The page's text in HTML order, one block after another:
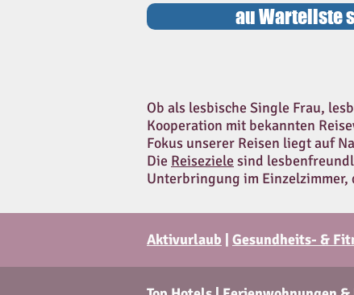
au Warteliste
Ob als lesbische Single Frau,
Kooperation mit bekannten
Fokus unserer Reisen liegt auf
Die Reiseziele sind
Unterbringung im
Aktivurlaub Gesundheits- &